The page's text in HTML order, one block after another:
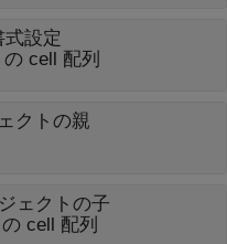
設定
cell 配列
クトの親
ェクトの子
cell 配列